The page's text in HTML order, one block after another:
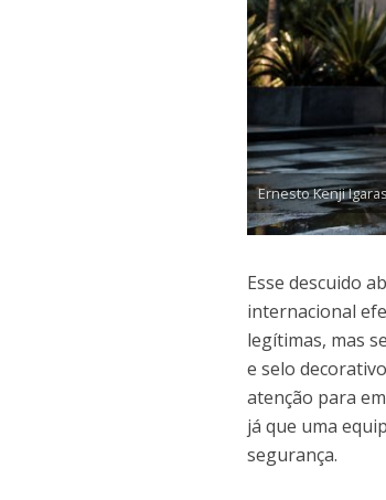
Ernesto Kenji
Esse descuido
internacional
legítimas, mas
e selo
atenção para
já que uma
segurança.